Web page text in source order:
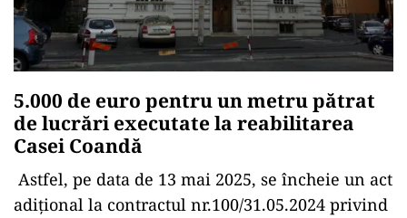
5.000 de euro pentru un metru pătrat
de lucrări executate la reabilitarea
Casei Coandă
Astfel, pe data de 13 mai 2025, se încheie un act
adițional la contractul nr.100/31.05.2024 privind